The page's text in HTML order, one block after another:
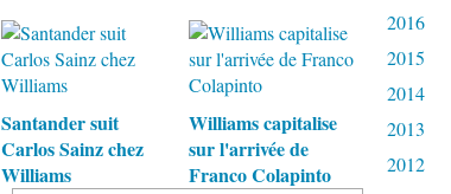
Santander suit
Carlos Sainz chez
Williams
Williams capitalise
sur l'arrivée de
Franco Colapinto
2016
2015
2014
2013
2012